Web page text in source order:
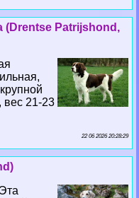
(Drentse Patrijshond,
вес 21-23
22 06 2026 20:28:29